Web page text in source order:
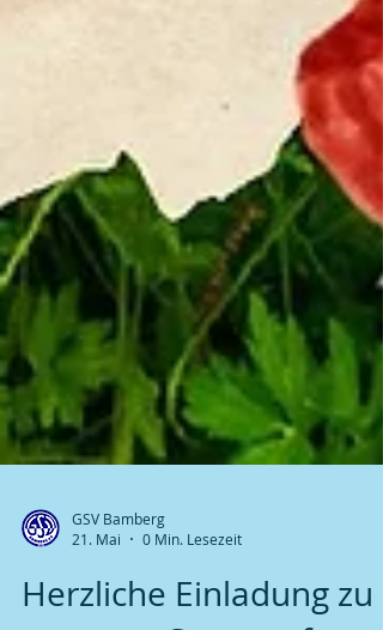
GSV Bamberg
21. Mai
0 Min. Lesezeit